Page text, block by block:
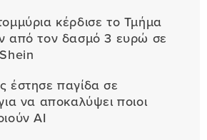
κέρδισε το Τμήμα
από τον δασμό 3 ευρώ σε
έστησε παγίδα σε
να αποκαλύψει ποιοι
AI